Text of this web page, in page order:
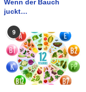
Wenn der Bauch
juckt…
9